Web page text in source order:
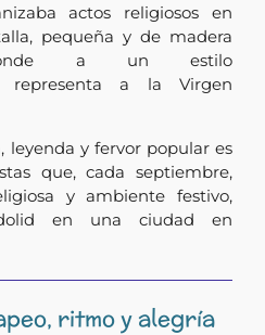
actos religiosos en
pequeña y de madera
a un estilo
representa a la Virgen
leyenda y fervor popular es
que, cada septiembre,
y ambiente festivo,
en una ciudad en
ritmo y alegría